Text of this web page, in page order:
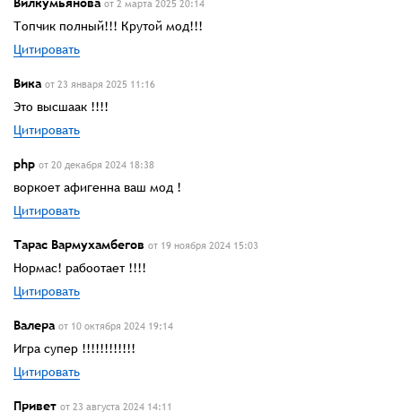
от 2 марта 2025 20:14
Топчик полный!!! Крутой мод!!!
Цитировать
Вика от 23 января 2025 11:16
Это высшаак !!!!
Цитировать
php от 20 декабря 2024 18:38
воркоет афигенна ваш мод !
Цитировать
Тарас Вармухамбегов от 19 ноября 2024 15:03
Нормас! рабоотает !!!!
Цитировать
Валера от 10 октября 2024 19:14
Игра супер !!!!!!!!!!!!
Цитировать
Привет от 23 августа 2024 14:11